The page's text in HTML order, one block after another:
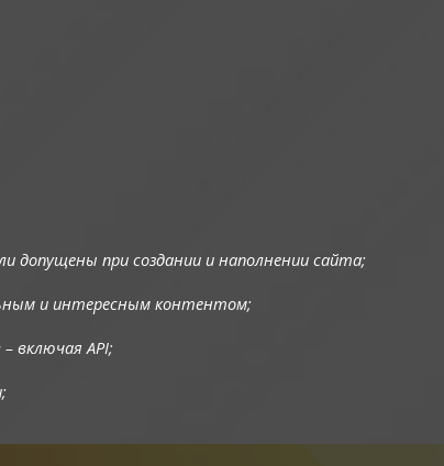
допущены при создании и наполнении сайта;
и интересным контентом;
включая API;